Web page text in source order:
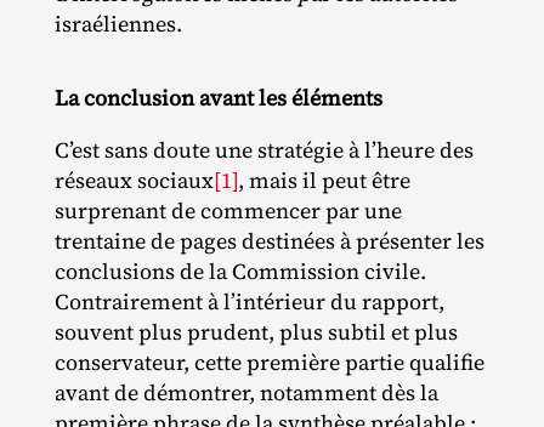
israéliennes.
La conclusion avant les éléments
C’est sans doute une stratégie à l’heure des
réseaux sociaux[1], mais il peut être
surprenant de commencer par une
trentaine de pages destinées à présenter les
conclusions de la Commission civile.
Contrairement à l’intérieur du rapport,
souvent plus prudent, plus subtil et plus
conservateur, cette première partie qualifie
avant de démontrer, notamment dès la